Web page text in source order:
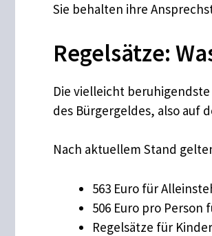
Sie behalten ihre
Regelsätze:
Die vielleicht
des Bürgergeldes, also auf
Nach aktuellem Stand
563 Euro für
506 Euro pro Person
Regelsätze für